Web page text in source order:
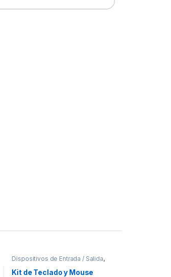
Dispositivos de Entrada / Salida,
Teclados y Keypads
Kit de Teclado y Mouse